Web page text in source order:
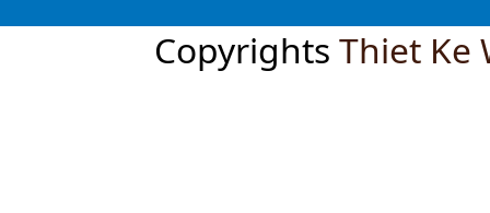
Copyrights Thiet Ke